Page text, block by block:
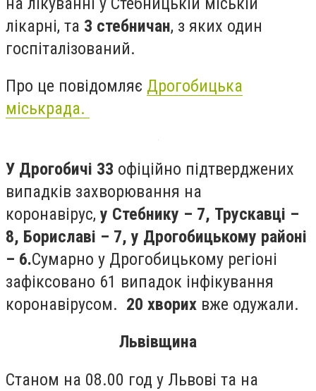
лікарні, та 3 стебничан, з яких один
госпіталізований.
Про це повідомляє Дрогобицька
міськрада.
У Дрогобичі 33 офіційно підтверджених
випадків захворювання на
коронавірус, у Стебнику – 7, Трускавці –
8, Бориславі – 7, у Дрогобицькому районі
– 6.Сумарно у Дрогобицькому регіоні
зафіксовано 61 випадок інфікування
коронавірусом. 20 хворих вже одужали.
Львівщина
Станом на 08.00 год у Львові та на